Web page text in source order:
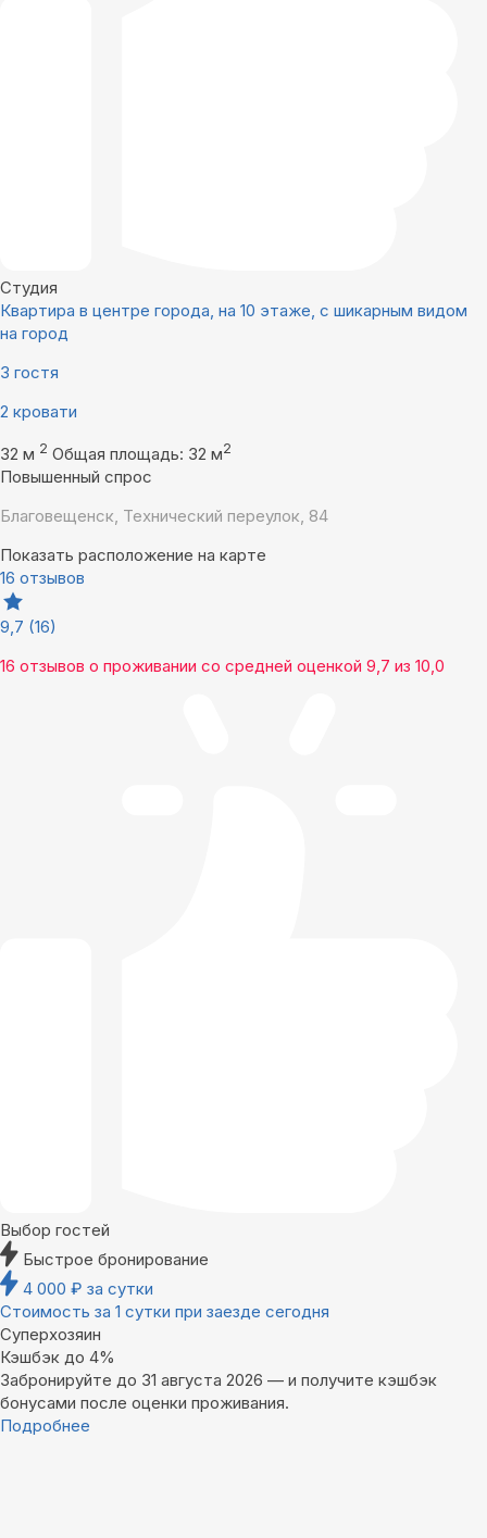
Студия
Квартира в центре города, на 10 этаже, с шикарным видом
на город
3 гостя
2 кровати
32 м 2 Общая площадь: 32 м2
Повышенный спрос
Благовещенск, Технический переулок, 84
Показать расположение на карте
16 отзывов
9,7 (16)
16 отзывов о проживании со средней оценкой 9,7 из 10,0
Выбор гостей
Быстрое бронирование
4 000 ₽ за сутки
Стоимость за 1 сутки при заезде сегодня
Суперхозяин
Кэшбэк до 4%
Забронируйте до 31 августа 2026 — и получите кэшбэк
бонусами после оценки проживания.
Подробнее